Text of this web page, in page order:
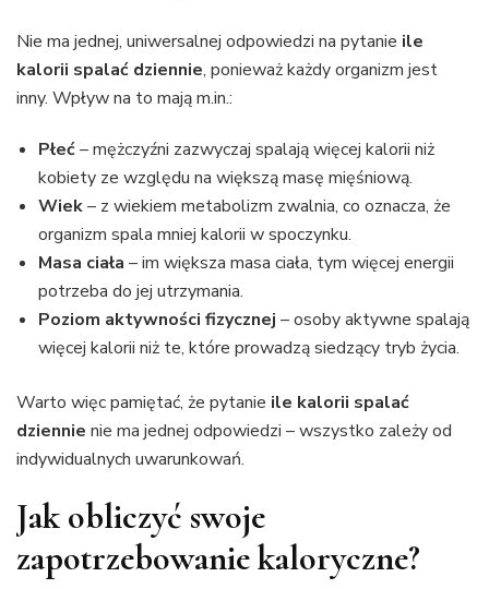
Nie ma jednej, uniwersalnej odpowiedzi na pytanie ile
kalorii spalać dziennie, ponieważ każdy organizm jest
inny. Wpływ na to mają m.in.:
Płeć– mężczyźni zazwyczaj spalają więcej kalorii niż
kobiety ze względu na większą masę mięśniową.
Wiek– z wiekiem metabolizm zwalnia, co oznacza, że
organizm spala mniej kalorii w spoczynku.
Masa ciała – im większa masa ciała, tym więcej energii
potrzeba do jej utrzymania.
Poziom aktywności fizycznej – osoby aktywne spalają
więcej kalorii niż te, które prowadzą siedzący tryb życia.
Warto więc pamiętać, że pytanie ile kalorii spalać
dziennie nie ma jednej odpowiedzi – wszystko zależy od
indywidualnych uwarunkowań.
Jak obliczyć swoje
zapotrzebowanie kaloryczne?